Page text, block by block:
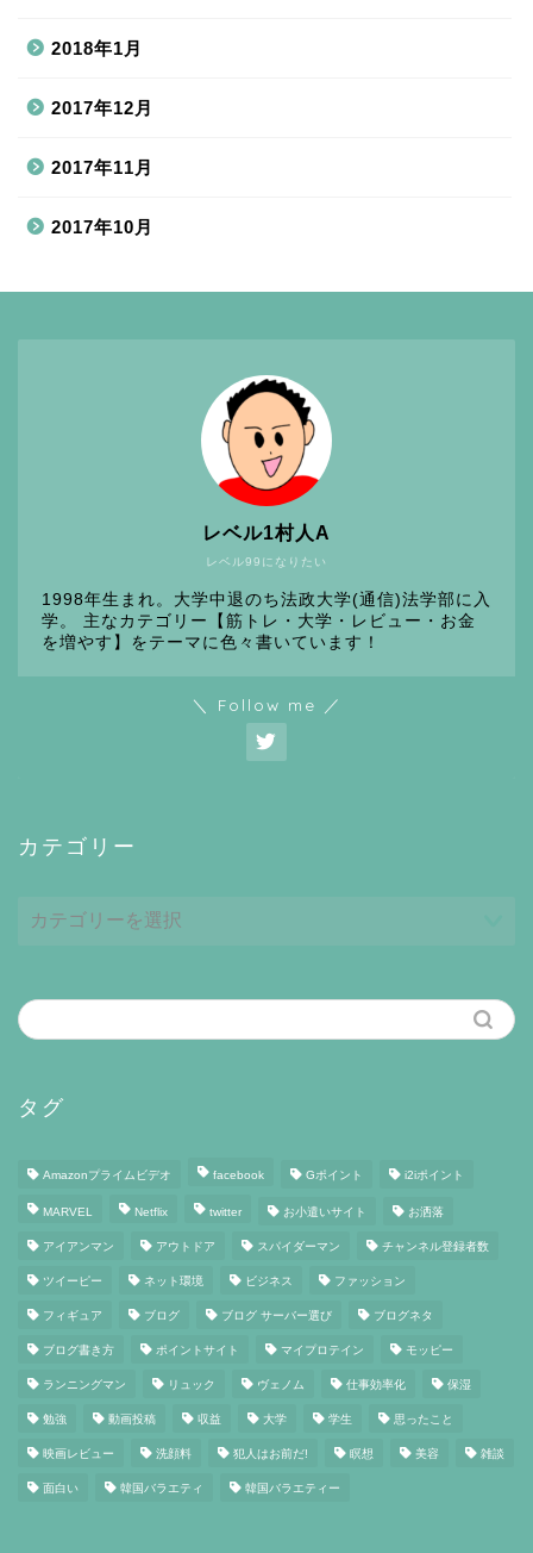
2018年1月
2017年12月
2017年11月
2017年10月
レベル99になりたい
レベル1村人A
1998年生まれ。大学中退のち法政大学(通信)法学部に入
学。 主なカテゴリー【筋トレ・大学・レビュー・お金
を増やす】をテーマに色々書いています！
＼ Follow me ／
カテゴリー
テ
ー
タグ
Amazonプライムビデオ facebook Gポイント i2iポイント
MARVEL Netflix twitter お小遣いサイト お洒落
アイアンマン アウトドア スパイダーマン チャンネル登録者数
ツイーピー ネット環境 ビジネス ファッション
フィギュア ブログ ブログ サーバー選び ブログネタ
ブログ書き方 ポイントサイト マイプロテイン モッピー
ランニングマン リュック ヴェノム 仕事効率化 保湿
勉強 動画投稿 収益 大学 学生 思ったこと
映画レビュー 洗顔料 犯人はお前だ! 瞑想 美容 雑談
面白い 韓国バラエティ 韓国バラエティー